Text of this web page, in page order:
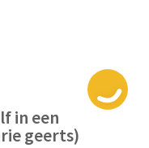
in een
geerts)